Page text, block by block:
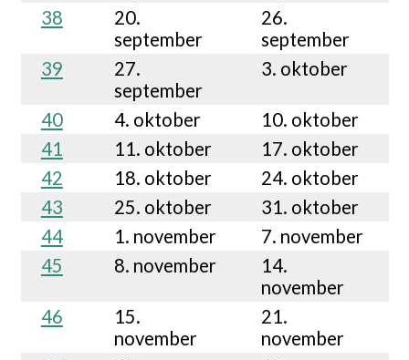
38
20.
september
26.
september
39
27.
september
3. oktober
40 4. oktober
10. oktober
41
11. oktober
17. oktober
42
18. oktober
24. oktober
43
25. oktober
31. oktober
44
1. november
7. november
45
8. november
14.
november
46
15.
november
21.
november